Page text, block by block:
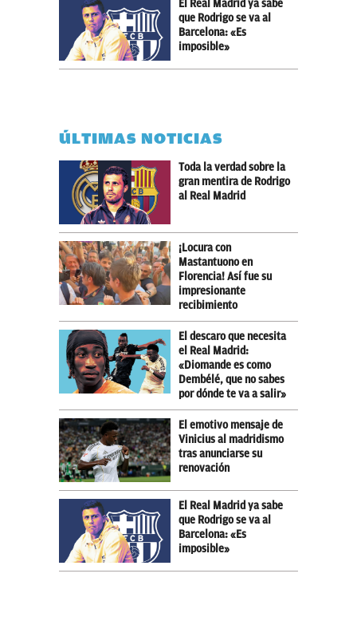
El Real Madrid ya sabe
que Rodrigo se va al
Barcelona: «Es
imposible»
ÚLTIMAS NOTICIAS
Toda la verdad sobre la
gran mentira de Rodrigo
al Real Madrid
¡Locura con
Mastantuono en
Florencia! Así fue su
impresionante
recibimiento
El descaro que necesita
el Real Madrid:
«Diomande es como
Dembélé, que no sabes
por dónde te va a salir»
El emotivo mensaje de
Vinicius al madridismo
tras anunciarse su
renovación
El Real Madrid ya sabe
que Rodrigo se va al
Barcelona: «Es
imposible»